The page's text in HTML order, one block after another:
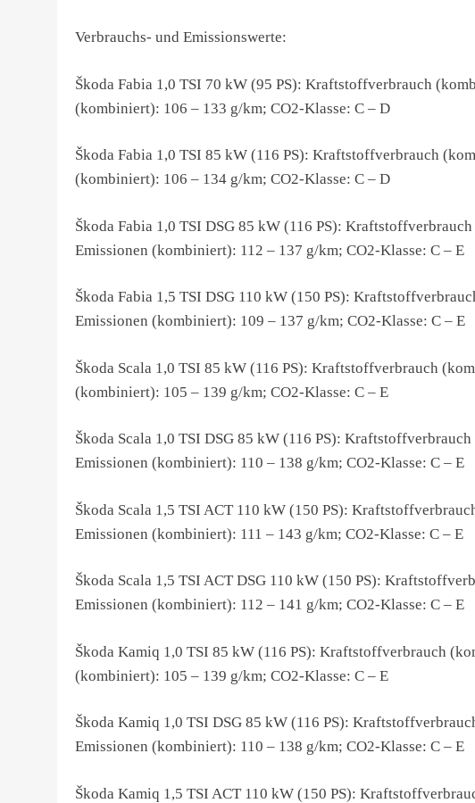
Verbrauchs- und Emissionswerte:
Škoda Fabia 1,0 TSI 70 kW (95 PS): Kraftstoffverbrauch
(kombiniert): 106 – 133 g/km; CO2-Klasse: C – D
Škoda Fabia 1,0 TSI 85 kW (116 PS): Kraftstoffverbrauch
(kombiniert): 106 – 134 g/km; CO2-Klasse: C – D
Škoda Fabia 1,0 TSI DSG 85 kW (116 PS):
Emissionen (kombiniert): 112 – 137 g/km; CO2-Klasse: C – E
Škoda Fabia 1,5 TSI DSG 110 kW (150 PS):
Emissionen (kombiniert): 109 – 137 g/km; CO2-Klasse: C – E
Škoda Scala 1,0 TSI 85 kW (116 PS): Kraftstoffverbrauch
(kombiniert): 105 – 139 g/km; CO2-Klasse: C – E
Škoda Scala 1,0 TSI DSG 85 kW (116 PS):
Emissionen (kombiniert): 110 – 138 g/km; CO2-Klasse: C – E
Škoda Scala 1,5 TSI ACT 110 kW (150 PS):
Emissionen (kombiniert): 111 – 143 g/km; CO2-Klasse: C – E
Škoda Scala 1,5 TSI ACT DSG 110 kW (150 PS):
Emissionen (kombiniert): 112 – 141 g/km; CO2-Klasse: C – E
Škoda Kamiq 1,0 TSI 85 kW (116 PS): Kraftstoffverbrauch
(kombiniert): 105 – 139 g/km; CO2-Klasse: C – E
Škoda Kamiq 1,0 TSI DSG 85 kW (116 PS):
Emissionen (kombiniert): 110 – 138 g/km; CO2-Klasse: C – E
Škoda Kamiq 1,5 TSI ACT 110 kW (150 PS):